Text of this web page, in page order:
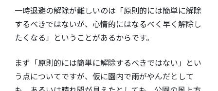
一時退避の解除が難しいのは「原則的には簡単に解除
するべきではないが、心情的にはなるべく早く解除し
たくなる」ということがあるからです。
まず「原則的には簡単に解除するべきではない」とい
う点についてですが、仮に園内で雨がやんだとして